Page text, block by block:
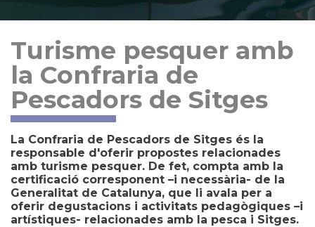
Turisme pesquer amb
la Confraria de
Pescadors de Sitges
La Confraria de Pescadors de Sitges és la
responsable d'oferir propostes relacionades
amb turisme pesquer. De fet, compta amb la
certificació corresponent –i necessària- de la
Generalitat de Catalunya, que li avala per a
oferir degustacions i activitats pedagògiques –i
artístiques- relacionades amb la pesca i Sitges.